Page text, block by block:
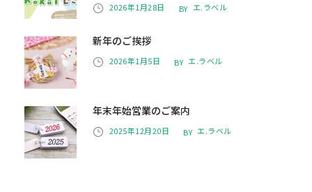
2026年1月28日 BY エ.ラベル
新年のご挨拶
2026年1月5日 BY エ.ラベル
年末年始営業のご案内
2025年12月20日 BY エ.ラベル